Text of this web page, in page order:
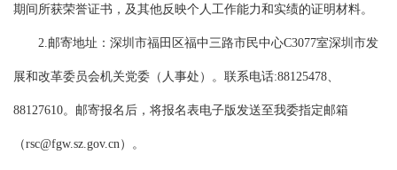
期间所获荣誉证书，及其他反映个人工作能力和实绩的证明材料。
2.邮寄地址：深圳市福田区福中三路市民中心C3077室深圳市发
展和改革委员会机关党委（人事处）。联系电话:88125478、
88127610。邮寄报名后，将报名表电子版发送至我委指定邮箱
（rsc@fgw.sz.gov.cn）。